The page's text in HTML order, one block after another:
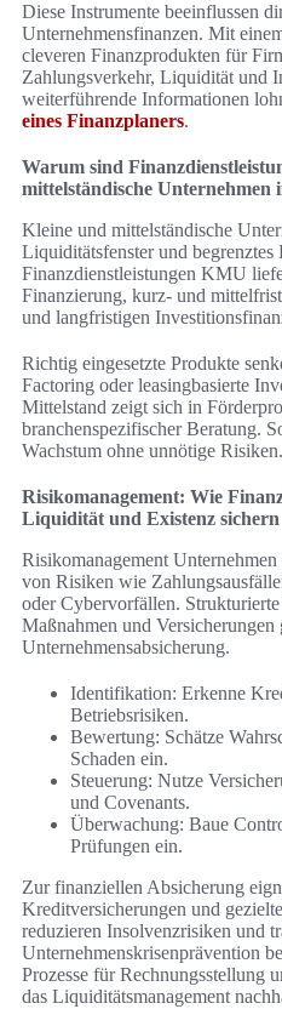
Diese Instrumente beeinflussen
Unternehmensfinanzen. Mit
cleveren Finanzprodukten für
Zahlungsverkehr, Liquidität und
weiterführende Informationen
eines Finanzplaners.
Warum sind
mittelständische Unternehmen
Kleine und mittelständische
Liquiditätsfenster und begrenztes
Finanzdienstleistungen KMU
Finanzierung, kurz- und
und langfristigen
Richtig eingesetzte Produkte
Factoring oder leasingbasierte
Mittelstand zeigt sich in
branchenspezifischer Beratung.
Wachstum ohne unnötige Risiken.
Risikomanagement: Wie
Liquidität und Existenz sichern
Risikomanagement
von Risiken wie
oder Cybervorfällen.
Maßnahmen und Versicherungen
Unternehmensabsicherung.
Identifikation: Erkenne
Betriebsrisiken.
Bewertung: Schätze
Schaden ein.
Steuerung: Nutze
und Covenants.
Überwachung: Baue
Prüfungen ein.
Zur finanziellen Absicherung
Kreditversicherungen und
reduzieren Insolvenzrisiken und
Unternehmenskrisenprävention
Prozesse für Rechnungsstellung
das Liquiditätsmanagement